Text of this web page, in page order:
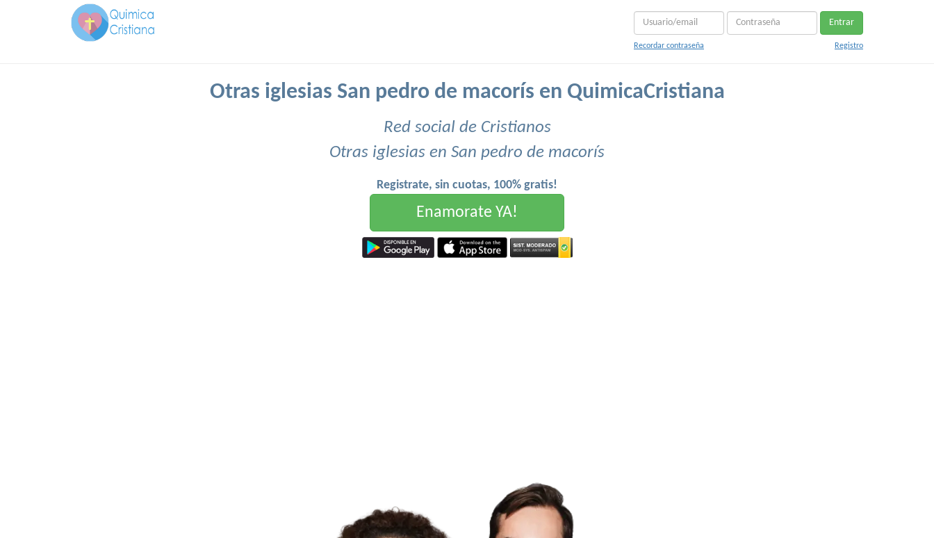
Entrar
Recordar contraseña Registro
Otras iglesias San pedro de macorís en QuimicaCristiana
Red social de Cristianos
Otras iglesias en San pedro de macorís
Registrate, sin cuotas, 100% gratis!
Enamorate YA!